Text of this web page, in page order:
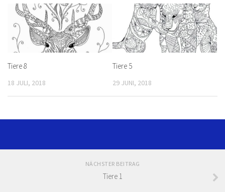
Tiere 8
18 JULI, 2018
Tiere 5
29 JUNI, 2018
NÄCHSTER BEITRAG
Tiere 1